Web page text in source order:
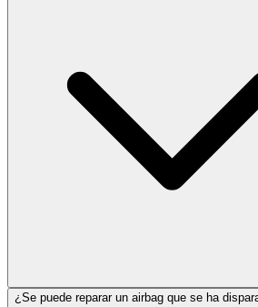
¿Se puede reparar un airbag que se ha